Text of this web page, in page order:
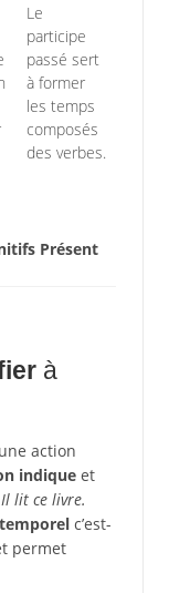
Le
participe
passé sert
à former
les temps
composés
des verbes.
Présent
à
action
indiqueet
Il lit ce livre.
c’est-
permet